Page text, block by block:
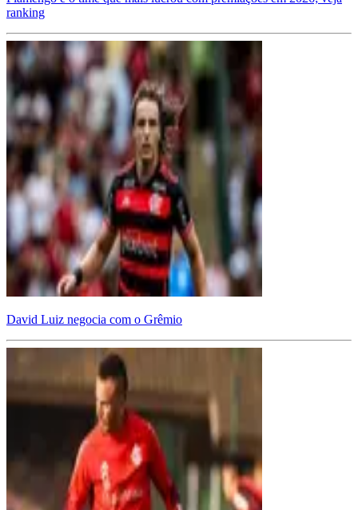
ranking
David Luiz negocia com o Grêmio